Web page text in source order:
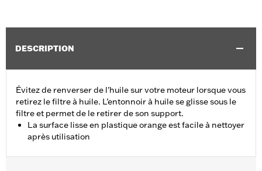
DESCRIPTION
Évitez de renverser de l'huile sur votre moteur lorsque vous
retirez le filtre à huile. L’entonnoir à huile se glisse sous le
filtre et permet de le retirer de son support.
La surface lisse en plastique orange est facile à nettoyer
après utilisation